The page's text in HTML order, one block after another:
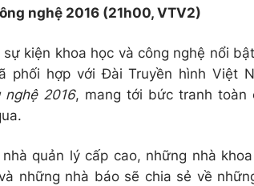
nghệ 2016 (21h00, VTV2)
kiện khoa học và công nghệ nổi
phối hợp với Đài Truyền hình Việt
nghệ 2016, mang tới bức tranh toàn
quản lý cấp cao, những nhà
những nhà báo sẽ chia sẻ về